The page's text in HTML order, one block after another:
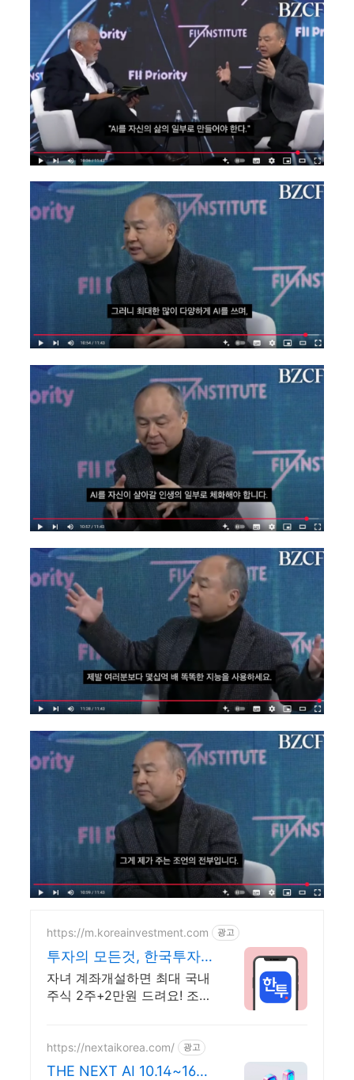
https://m.koreainvestment.com 광고
투자의 모든것, 한국투자
증권 한국투자증권이 처음
이라면?
자녀 계좌개설하면 최대 국내
주식 2주+2만원 드려요! 조건
https://nextaikorea.com/ 광고
THE NEXT AI 10.14~16창